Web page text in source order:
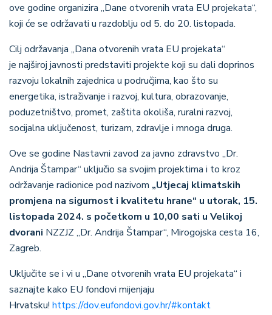
ove godine organizira „Dane otvorenih vrata EU projekata“,
koji će se održavati u razdoblju od 5. do 20. listopada.
Cilj održavanja „Dana otvorenih vrata EU projekata“
je najširoj javnosti predstaviti projekte koji su dali doprinos
razvoju lokalnih zajednica u područjima, kao što su
energetika, istraživanje i razvoj, kultura, obrazovanje,
poduzetništvo, promet, zaštita okoliša, ruralni razvoj,
socijalna uključenost, turizam, zdravlje i mnoga druga.
Ove se godine Nastavni zavod za javno zdravstvo „Dr.
Andrija Štampar“ uključio sa svojim projektima i to kroz
održavanje radionice pod nazivom „Utjecaj klimatskih
promjena na sigurnost i kvalitetu hrane“ u utorak, 15.
listopada 2024. s početkom u 10,00 sati u Velikoj
dvorani NZZJZ „Dr. Andrija Štampar“, Mirogojska cesta 16,
Zagreb.
Uključite se i vi u „Dane otvorenih vrata EU projekata“ i
saznajte kako EU fondovi mijenjaju
Hrvatsku! https://dov.eufondovi.gov.hr/#kontakt